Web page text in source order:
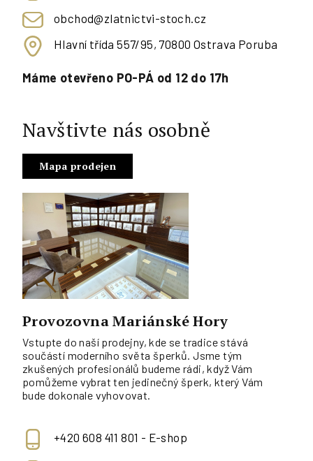
obchod@zlatnictvi-stoch.cz
Hlavní třída 557/95, 70800 Ostrava Poruba
Máme otevřeno PO-PÁ od 12 do 17h
Navštivte nás osobně
Mapa prodejen
Provozovna Mariánské Hory
Vstupte do naší prodejny, kde se tradice stává
součástí moderního světa šperků. Jsme tým
zkušených profesionálů budeme rádi, když Vám
pomůžeme vybrat ten jedinečný šperk, který Vám
bude dokonale vyhovovat.
+420 608 411 801 - E-shop